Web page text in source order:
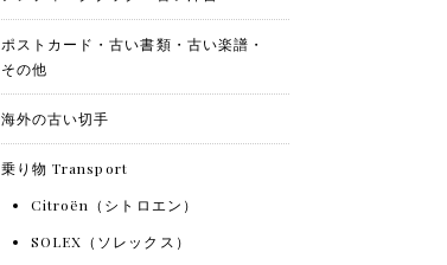
ポストカード・古い書類・古い楽譜・
その他
海外の古い切手
乗り物 Transport
Citroën（シトロエン）
SOLEX（ソレックス）